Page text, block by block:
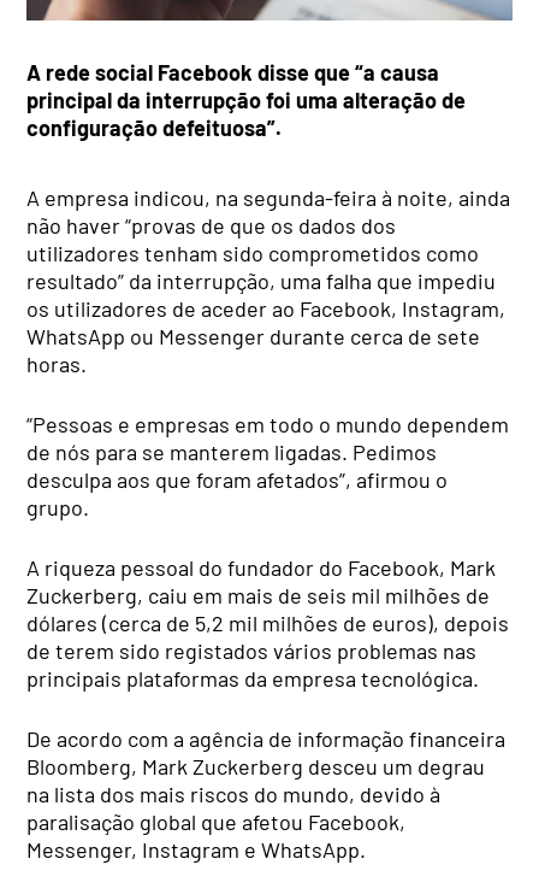
A rede social Facebook disse que “a causa
principal da interrupção foi uma alteração de
configuração defeituosa”.
A empresa indicou, na segunda-feira à noite, ainda
não haver “provas de que os dados dos
utilizadores tenham sido comprometidos como
resultado” da interrupção, uma falha que impediu
os utilizadores de aceder ao Facebook, Instagram,
WhatsApp ou Messenger durante cerca de sete
horas.
“Pessoas e empresas em todo o mundo dependem
de nós para se manterem ligadas. Pedimos
desculpa aos que foram afetados”, afirmou o
grupo.
A riqueza pessoal do fundador do Facebook, Mark
Zuckerberg, caiu em mais de seis mil milhões de
dólares (cerca de 5,2 mil milhões de euros), depois
de terem sido registados vários problemas nas
principais plataformas da empresa tecnológica.
De acordo com a agência de informação financeira
Bloomberg, Mark Zuckerberg desceu um degrau
na lista dos mais riscos do mundo, devido à
paralisação global que afetou Facebook,
Messenger, Instagram e WhatsApp.